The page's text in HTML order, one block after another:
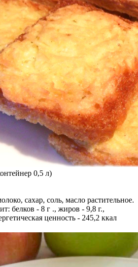
0,5 л)
сахар, соль, масло растительное.
белков - 8 г ., жиров - 9,8 г.,
ценность - 245,2 ккал